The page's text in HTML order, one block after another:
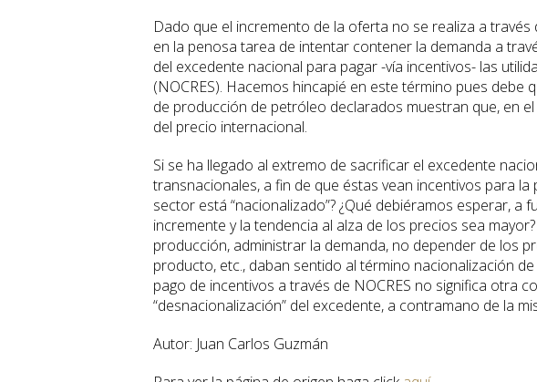
Dado que el incremento de la oferta no se realiza a través
en la penosa tarea de intentar contener la demanda a
del excedente nacional para pagar -vía incentivos- las
(NOCRES). Hacemos hincapié en este término pues
de producción de petróleo declarados muestran que, en
del precio internacional.
Si se ha llegado al extremo de sacrificar el excedente
transnacionales, a fin de que éstas vean incentivos para
sector está “nacionalizado”? ¿Qué debiéramos esperar,
incremente y la tendencia al alza de los precios sea
producción, administrar la demanda, no depender de los
producto, etc., daban sentido al término nacionalización
pago de incentivos a través de NOCRES no significa otra
“desnacionalización” del excedente, a contramano de la
Autor: Juan Carlos Guzmán